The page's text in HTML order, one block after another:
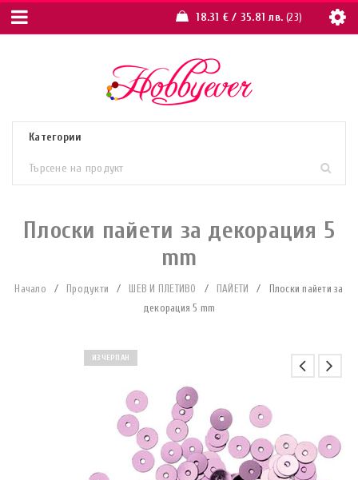
18.31 € / 35.81 лв. 23
Плоски пайети за декорация 5
mm
Начало / Продукти / ШЕВ И ПЛЕТИВО / ПАЙЕТИ /
Плоски пайети за
декорация 5 mm
ИЗЧЕРПАН